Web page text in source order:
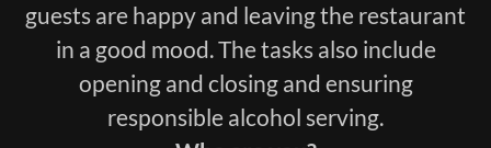
guests are happy and leaving the restaurant
in a good mood. The tasks also include
opening and closing and ensuring
responsible alcohol serving.